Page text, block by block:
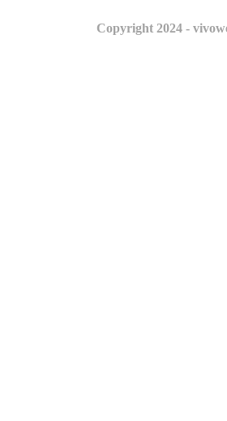
Copyright 2024 -